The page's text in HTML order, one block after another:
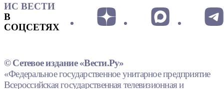
ИС ВЕСТИ
В
СОЦСЕТЯХ
© Сетевое издание «Вести.Ру»
«Федеральное государственное унитарное предприятие
Всероссийская государственная телевизионная и